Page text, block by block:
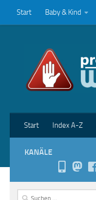
Zum Inhalt springen
Start Baby & Kind
Start Index A-Z
KANÄLE
Suchen